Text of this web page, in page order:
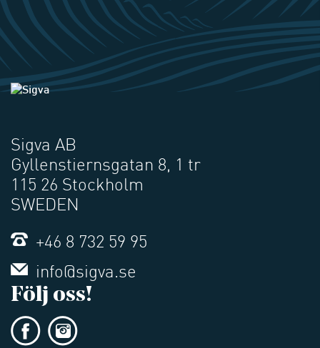
Sigva AB
Gyllenstiernsgatan 8, 1 tr
115 26 Stockholm
SWEDEN
+46 8 732 59 95
info@sigva.se
Följ oss!